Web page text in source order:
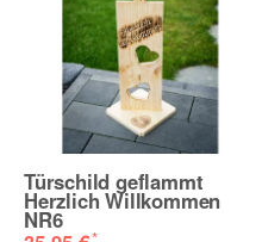
Türschild geflammt
Herzlich Willkommen
NR6
*